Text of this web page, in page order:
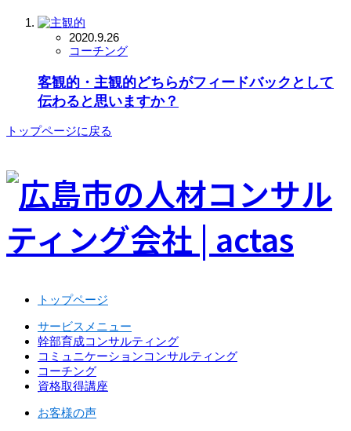
2020.9.26
コーチング
客観的・主観的どちらがフィードバックとして
伝わると思いますか？
トップページに戻る
トップページ
サービスメニュー
幹部育成コンサルティング
コミュニケーションコンサルティング
コーチング
資格取得講座
お客様の声